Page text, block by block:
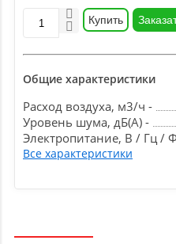
Купить
Общие характеристики
Расход воздуха, м3/ч -
Уровень шума, дБ(А) -
Электропитание, В / Гц /
Все характеристики